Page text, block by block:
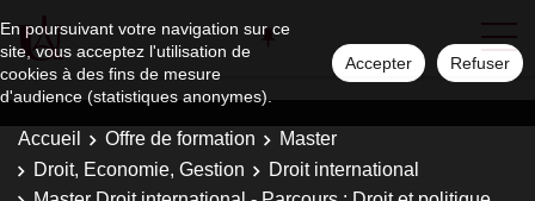
En poursuivant votre navigation sur ce
site, vous acceptez l'utilisation de
cookies à des fins de mesure
d'audience (statistiques anonymes).
Accepter Refuser
Accueil Offre de formation
Master
Droit, Economie, Gestion
Droit international